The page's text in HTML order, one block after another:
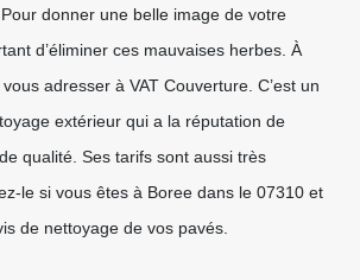
donner une belle image de votre
d’éliminer ces mauvaises herbes. À
adresser à VAT Couverture. C’est un
extérieur qui a la réputation de
qualité. Ses tarifs sont aussi très
le si vous êtes à Boree dans le 07310 et
de nettoyage de vos pavés.